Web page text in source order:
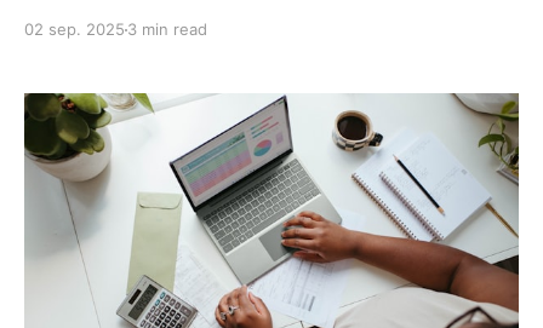
estos entornos, donde la agilidad y la innovación
02 sep. 2025 3 min read